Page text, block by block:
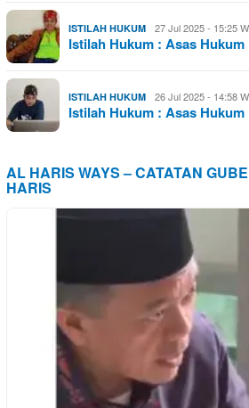
ISTILAH HUKUM 27 Jul 2025 - 15:25
Istilah Hukum : Asas Hukum
ISTILAH HUKUM 26 Jul 2025 - 14:58
Istilah Hukum : Asas Hukum
AL HARIS WAYS – CATATAN
HARIS